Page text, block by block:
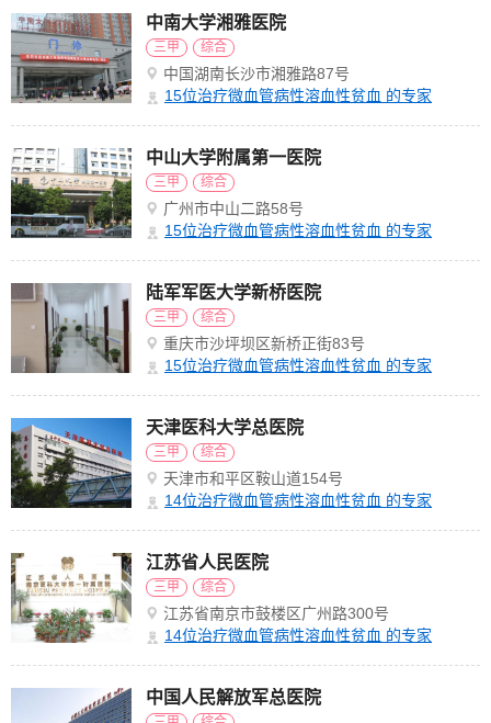
中南大学湘雅医院
三甲 综合
中国湖南长沙市湘雅路87号
15位治疗微血管病性溶血性贫血 的专家
中山大学附属第一医院
三甲 综合
广州市中山二路58号
15位治疗微血管病性溶血性贫血 的专家
陆军军医大学新桥医院
三甲 综合
重庆市沙坪坝区新桥正街83号
15位治疗微血管病性溶血性贫血 的专家
天津医科大学总医院
三甲 综合
天津市和平区鞍山道154号
14位治疗微血管病性溶血性贫血 的专家
江苏省人民医院
三甲 综合
江苏省南京市鼓楼区广州路300号
14位治疗微血管病性溶血性贫血 的专家
中国人民解放军总医院